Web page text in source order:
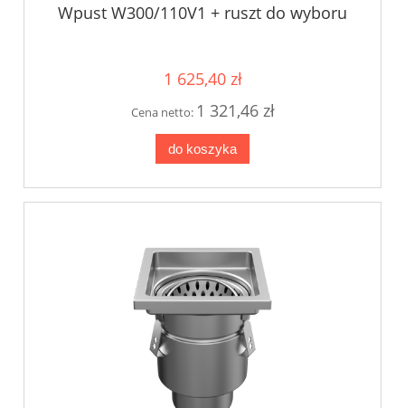
Wpust W300/110V1 + ruszt do wyboru
1 625,40 zł
Cena netto: 1 321,46 zł
do koszyka